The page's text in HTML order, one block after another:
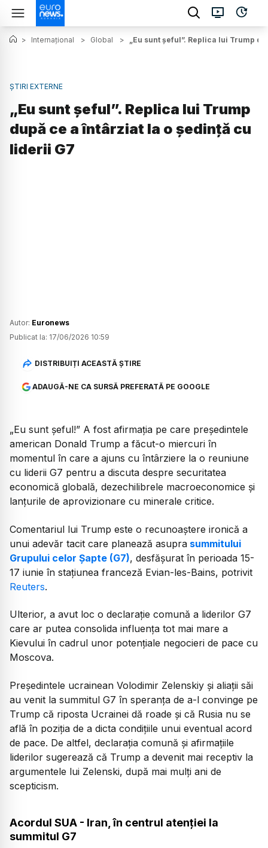
> Internațional > Global > „Eu sunt șeful”. Replica lui Trump
ȘTIRI EXTERNE
„Eu sunt șeful”. Replica lui Trump
după ce a întârziat la o ședință cu
liderii G7
Autor: Euronews
Publicat la: 17/06/2026 10:59
DISTRIBUIȚI ACEASTĂ ȘTIRE
ADAUGĂ-NE CA SURSĂ PREFERATĂ PE GOOGLE
„Eu sunt șeful!” A fost afirmația pe care președintele
american Donald Trump a făcut-o miercuri în
momentul în care a ajuns cu întârziere la o reuniune
cu liderii G7 pentru a discuta despre securitatea
economică globală, dezechilibrele macroeconomice și
lanțurile de aprovizionare cu minerale critice.
Comentariul lui Trump este o recunoaștere ironică a
unui adevăr tacit care planează asupra summitului
Grupului celor Șapte (G7), desfășurat în perioada 15-
17 iunie în stațiunea franceză Evian-les-Bains, potrivit
Reuters.
Ulterior, a avut loc o declarație comună a liderilor G7
care ar putea consolida influența tot mai mare a
Kievului în cadrul unor potențiale negocieri de pace cu
Moscova.
Președintele ucrainean Volodimir Zelenskiy și aliații săi
au venit la summitul G7 în speranța de a-l convinge pe
Trump că riposta Ucrainei dă roade și că Rusia nu se
află în poziția de a dicta condițiile unui eventual acord
de pace. De altfel, declarația comună și afirmațiile
liderilor sugerează că Trump a devenit mai receptiv la
argumentele lui Zelenski, după mai mulți ani de
scepticism.
Acordul SUA - Iran, în centrul atenției la
summitul G7